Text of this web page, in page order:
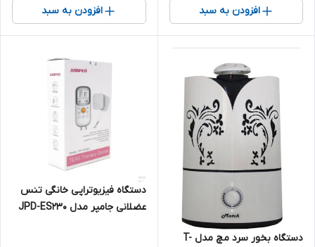
افزودن به سبد افزودن به سبد
دستگاه بخور سرد مچ مدل T-
دستگاه فیزیوتراپی خانگی تنس
عضلانی جامپر مدل JPD-ES230